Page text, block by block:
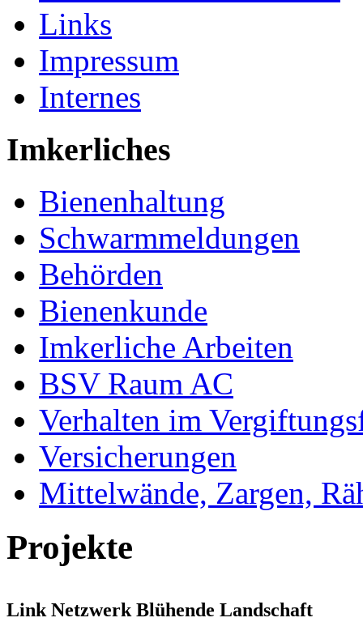
Links
Impressum
Internes
Imkerliches
Bienenhaltung
Schwarmmeldungen
Behörden
Bienenkunde
Imkerliche Arbeiten
BSV Raum AC
Verhalten im
Versicherungen
Mittelwände, Zargen,
Projekte
Link Netzwerk Blühende Landschaft